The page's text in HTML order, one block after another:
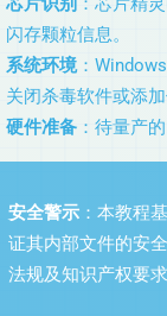
闪存颗粒信息。
系统环境：
关闭杀毒软件或添加
硬件准备 ：待量产
安全警示 ：本教程
证其内部文件的安
法规及知识产权要求